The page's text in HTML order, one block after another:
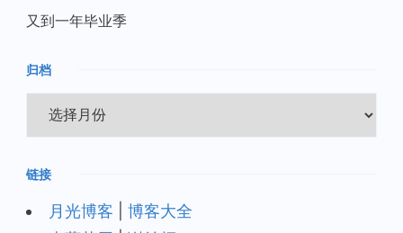
又到一年毕业季
归档
档
链接
月光博客
博客大全